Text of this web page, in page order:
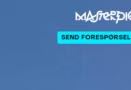
SEND FORESPØRSEL